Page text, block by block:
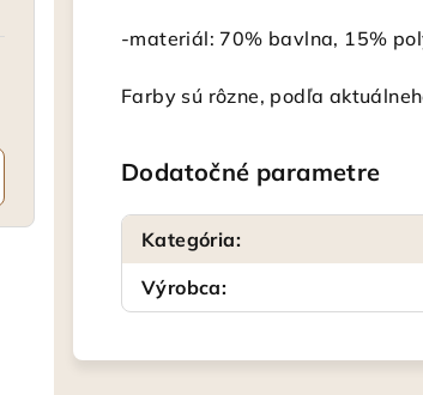
-materiál: 70% bavlna, 15%
Farby sú rôzne, podľa
Dodatočné parametre
Kategória:
Výrobca: